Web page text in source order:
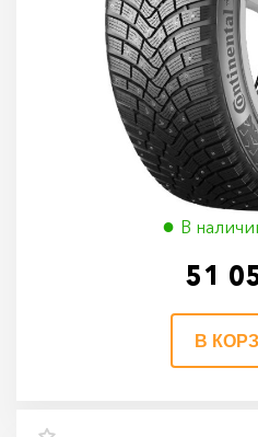
Continental
235/55
В
51
В